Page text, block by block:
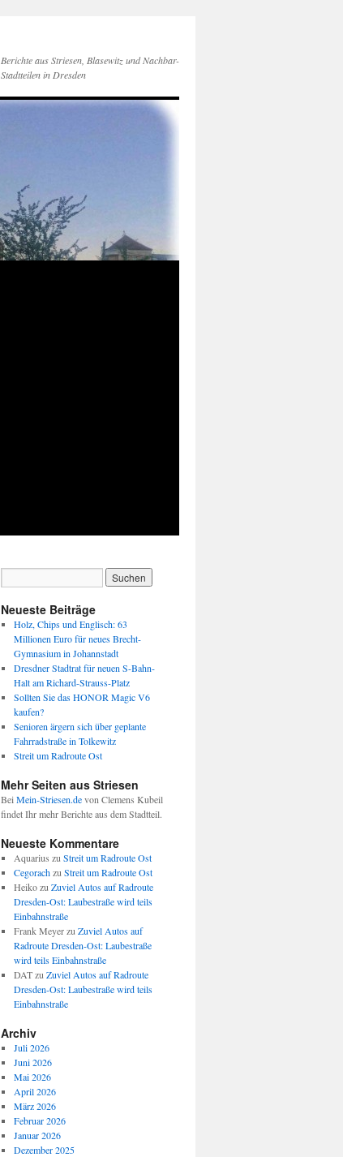
Berichte aus Striesen, Blasewitz und Nachbar-
Stadtteilen in Dresden
Neueste Beiträge
Holz, Chips und Englisch: 63
Millionen Euro für neues Brecht-
Gymnasium in Johannstadt
Dresdner Stadtrat für neuen S-Bahn-
Halt am Richard-Strauss-Platz
Sollten Sie das HONOR Magic V6
kaufen?
Senioren ärgern sich über geplante
Fahrradstraße in Tolkewitz
Streit um Radroute Ost
Mehr Seiten aus Striesen
Bei Mein-Striesen.devon Clemens Kubeil
findet Ihr mehr Berichte aus dem Stadtteil.
Neueste Kommentare
Aquarius zu Streit um Radroute Ost
Cegorachzu Streit um Radroute Ost
Heikozu Zuviel Autos auf Radroute
Dresden-Ost: Laubestraße wird teils
Einbahnstraße
Frank Meyerzu Zuviel Autos auf
Radroute Dresden-Ost: Laubestraße
wird teils Einbahnstraße
DATzu Zuviel Autos auf Radroute
Dresden-Ost: Laubestraße wird teils
Einbahnstraße
Archiv
Juli 2026
Juni 2026
Mai 2026
April 2026
März 2026
Februar 2026
Januar 2026
Dezember 2025